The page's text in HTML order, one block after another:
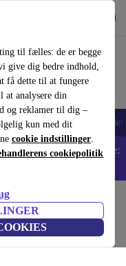
til fælles: de er begge
give dig bedre indhold,
få dette til at fungere
analysere din
og reklamer til dig –
kun med dit
cookie indstillinger.
cookiepolitik
Tilbehør
computere - Kode:
træ sort